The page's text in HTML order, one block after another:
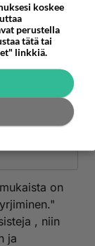
Kommentoi
hyvä on vain
eivät voi
on
, niin
ja
koskee
perustella
tätä tai
linkkiä.